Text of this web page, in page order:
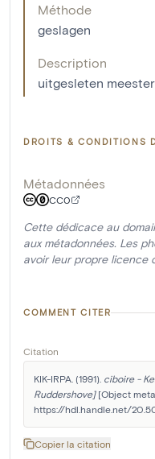
Méthode
geslagen
Description
uitgesleten
DROITS & CONDITIONS
Métadonnées
CC0
Cette dédicace au
aux métadonnées. Les
avoir leur propre licence
COMMENT CITER
Citation
KIK-IRPA. (1991). ciboire -
Ruddershove] [Object
https://hdl.handle.net/
Copier la citation